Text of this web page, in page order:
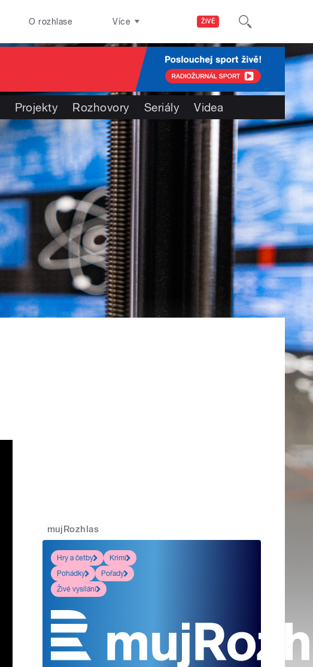
ŽIVĚ
O rozhlase Více
Projekty Rozhovory Seriály Videa
mujRozhlas
Hry a četby
Krimi
Pohádky
Pořady
Živé vysílání